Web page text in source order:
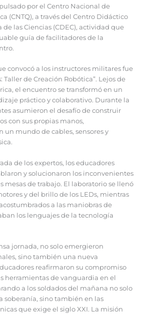
por el Centro Nacional de
(CNTQ), a través del Centro Didáctico
de las Ciencias (CDEC), actividad que
guía de facilitadores de la
convocó a los instructores militares fue
Taller de Creación Robótica”. Lejos de
el encuentro se transformó en un
práctico y colaborativo. Durante la
asumieron el desafío de construir
con sus propias manos,
un mundo de cables, sensores y
de los expertos, los educadores
y solucionaron los inconvenientes
mesas de trabajo. El laboratorio se llenó
y del brillo de los LEDs, mientras
a las maniobras de
los lenguajes de la tecnología
jornada, no solo emergieron
sino también una nueva
reafirmaron su compromiso
herramientas de vanguardia en el
a los soldados del mañana no solo
soberanía, sino también en las
que exige el siglo XXI. La misión